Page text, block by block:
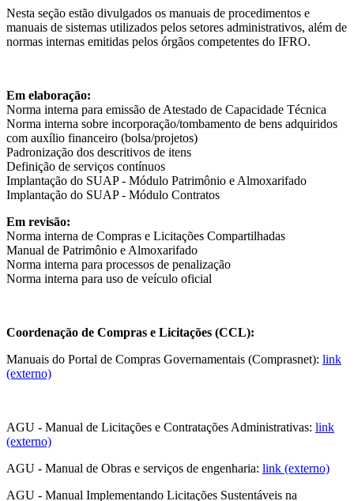
Nesta seção estão divulgados os manuais de procedimentos e
manuais de sistemas utilizados pelos setores administrativos, além de
normas internas emitidas pelos órgãos competentes do IFRO.
Em elaboração:
Norma interna para emissão de Atestado de Capacidade Técnica
Norma interna sobre incorporação/tombamento de bens adquiridos
com auxílio financeiro (bolsa/projetos)
Padronização dos descritivos de itens
Definição de serviços contínuos
Implantação do SUAP - Módulo Patrimônio e Almoxarifado
Implantação do SUAP - Módulo Contratos
Em revisão:
Norma interna de Compras e Licitações Compartilhadas
Manual de Patrimônio e Almoxarifado
Norma interna para processos de penalização
Norma interna para uso de veículo oficial
Coordenação de Compras e Licitações (CCL):
Manuais do Portal de Compras Governamentais (Comprasnet): link
(externo)
AGU - Manual de Licitações e Contratações Administrativas: link
(externo)
AGU - Manual de Obras e serviços de engenharia: link (externo)
AGU - Manual Implementando Licitações Sustentáveis na